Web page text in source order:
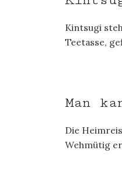
Kintsugi
Teetasse,
Man
Die
Wehmütig